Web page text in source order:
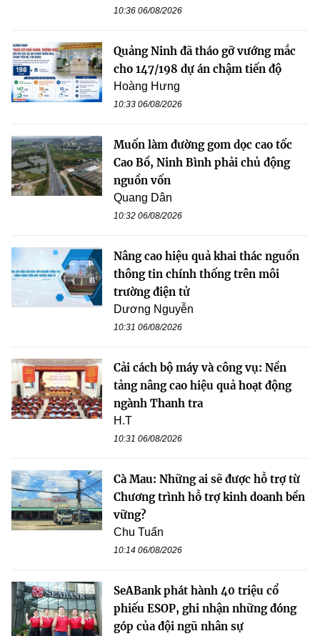
10:36 06/08/2026
Quảng Ninh đã tháo gỡ vướng mắc
cho 147/198 dự án chậm tiến độ
Hoàng Hưng
10:33 06/08/2026
Muốn làm đường gom dọc cao tốc
Cao Bồ, Ninh Bình phải chủ động
nguồn vốn
Quang Dân
10:32 06/08/2026
Nâng cao hiệu quả khai thác nguồn
thông tin chính thống trên môi
trường điện tử
Dương Nguyễn
10:31 06/08/2026
Cải cách bộ máy và công vụ: Nền
tảng nâng cao hiệu quả hoạt động
ngành Thanh tra
H.T
10:31 06/08/2026
Cà Mau: Những ai sẽ được hỗ trợ từ
Chương trình hỗ trợ kinh doanh bền
vững?
Chu Tuấn
10:14 06/08/2026
SeABank phát hành 40 triệu cổ
phiếu ESOP, ghi nhận những đóng
góp của đội ngũ nhân sự